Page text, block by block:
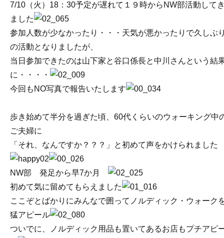
7/10（火）18：30予定が遅れて１９時からNW部活動して
ました
参加人数が少なかったり・・・天気が悪かったりで久しぶ
の活動となりましたが、
当日参加できたのは山下家と谷口係長と中川さんという結
に・・・・
今回もNO写真で報告いたします
歩き始めて半分を過ぎた頃、60代くらいのウォーキング中
ご夫婦に
「それ、なんですか？？？」と初めて声をかけられました
NW部 発足から早7か月
初めて気に留めてもらえました
ここぞとばかりにみんなで囲ってノルディック・ウォーク
猛アピール
ついでに、ノルディック用品も置いてあるお店もプチアピ